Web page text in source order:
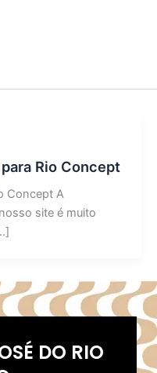
Rio Concept
Concept A
site é muito
DO RIO